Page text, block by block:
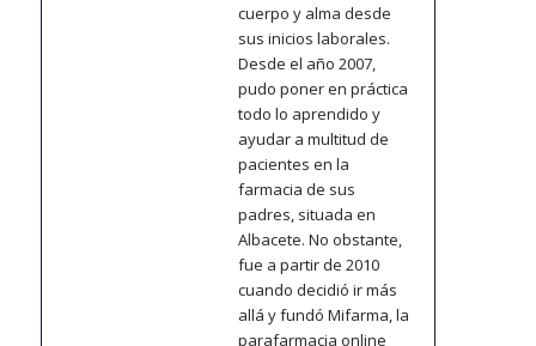
cuerpo y alma desde
sus inicios laborales.
Desde el año 2007,
pudo poner en práctica
todo lo aprendido y
ayudar a multitud de
pacientes en la
farmacia de sus
padres, situada en
Albacete. No obstante,
fue a partir de 2010
cuando decidió ir más
allá y fundó Mifarma, la
parafarmacia online